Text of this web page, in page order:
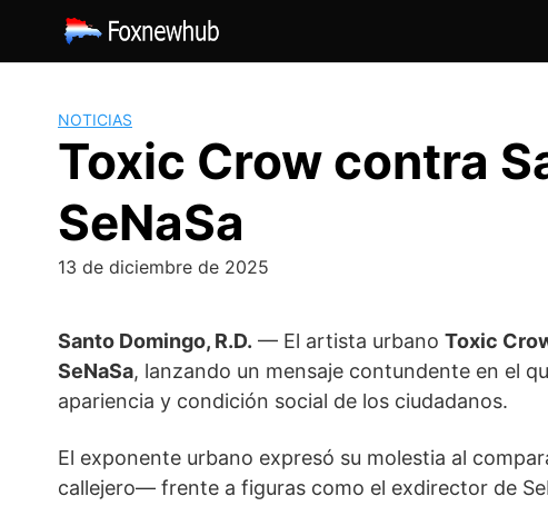
contenido
NOTICIAS
Toxic Crow contra
SeNaSa
13 de diciembre de 2025
Santo Domingo, R.D. — El artista urbano Toxic
SeNaSa, lanzando un mensaje contundente en el
apariencia y condición social de los ciudadanos.
El exponente urbano expresó su molestia al
callejero— frente a figuras como el exdirector de